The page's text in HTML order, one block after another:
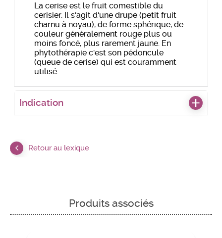
La cerise est le fruit comestible du
cerisier. Il s'agit d'une drupe (petit fruit
charnu à noyau), de forme sphérique, de
couleur généralement rouge plus ou
moins foncé, plus rarement jaune. En
phytothérapie c'est son pédoncule
(queue de cerise) qui est couramment
utilisé.
Indication
Retour au lexique
Produits associés